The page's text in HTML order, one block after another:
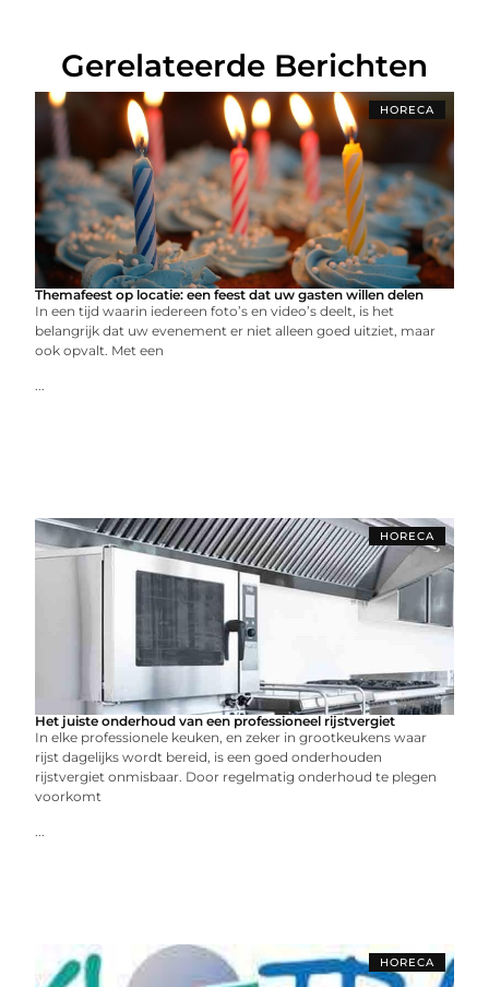
Gerelateerde Berichten
HORECA
Themafeest op locatie: een feest dat uw gasten willen delen
In een tijd waarin iedereen foto’s en video’s deelt, is het
belangrijk dat uw evenement er niet alleen goed uitziet, maar
ook opvalt. Met een
...
HORECA
Het juiste onderhoud van een professioneel rijstvergiet
In elke professionele keuken, en zeker in grootkeukens waar
rijst dagelijks wordt bereid, is een goed onderhouden
rijstvergiet onmisbaar. Door regelmatig onderhoud te plegen
voorkomt
...
HORECA